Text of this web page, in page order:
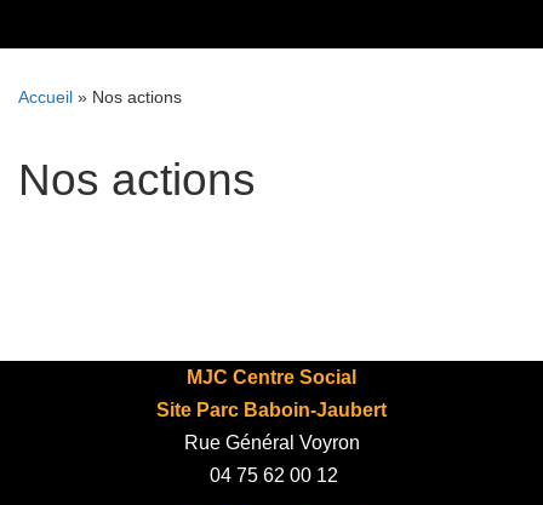
Accueil » Nos actions
Nos actions
MJC Centre Social
Site Parc Baboin-Jaubert
Rue Général Voyron
04 75 62 00 12